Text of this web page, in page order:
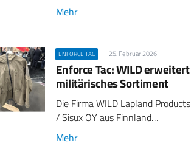
Mehr
ENFORCE TAC 25. Februar 2026
Enforce Tac: WILD erweitert
militärisches Sortiment
Die Firma WILD Lapland Products
/ Sisux OY aus Finnland…
Mehr